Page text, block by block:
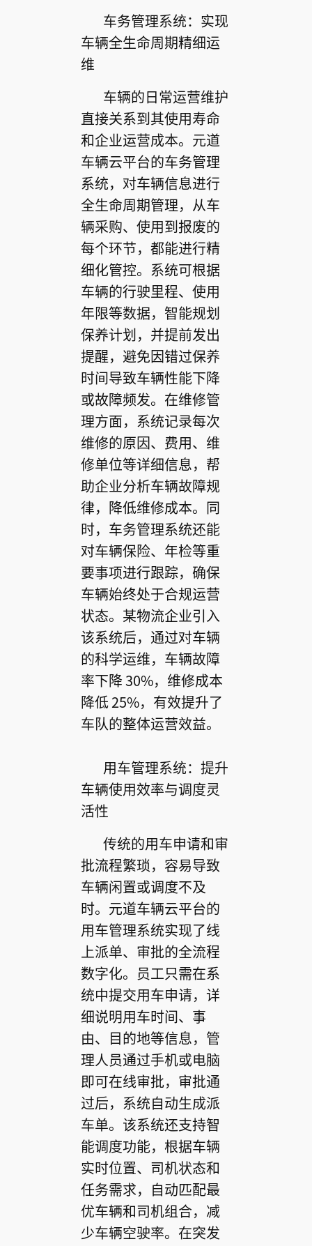
车务管理系统：实现
车辆全生命周期精细运
维
车辆的日常运营维护
直接关系到其使用寿命
和企业运营成本。元道
车辆云平台的车务管理
系统，对车辆信息进行
全生命周期管理，从车
辆采购、使用到报废的
每个环节，都能进行精
细化管控。系统可根据
车辆的行驶里程、使用
年限等数据，智能规划
保养计划，并提前发出
提醒，避免因错过保养
时间导致车辆性能下降
或故障频发。在维修管
理方面，系统记录每次
维修的原因、费用、维
修单位等详细信息，帮
助企业分析车辆故障规
律，降低维修成本。同
时，车务管理系统还能
对车辆保险、年检等重
要事项进行跟踪，确保
车辆始终处于合规运营
状态。某物流企业引入
该系统后，通过对车辆
的科学运维，车辆故障
率下降 30%，维修成本
降低 25%，有效提升了
车队的整体运营效益。
用车管理系统：提升
车辆使用效率与调度灵
活性
传统的用车申请和审
批流程繁琐，容易导致
车辆闲置或调度不及
时。元道车辆云平台的
用车管理系统实现了线
上派单、审批的全流程
数字化。员工只需在系
统中提交用车申请，详
细说明用车时间、事
由、目的地等信息，管
理人员通过手机或电脑
即可在线审批，审批通
过后，系统自动生成派
车单。该系统还支持智
能调度功能，根据车辆
实时位置、司机状态和
任务需求，自动匹配最
优车辆和司机组合，减
少车辆空驶率。在突发